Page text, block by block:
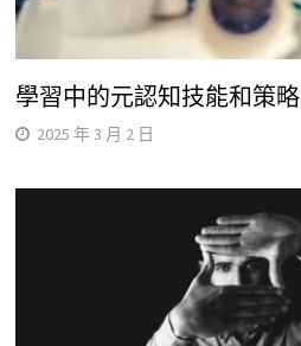
學習中的元認知技能和策略
2025 年 3 月 2 日